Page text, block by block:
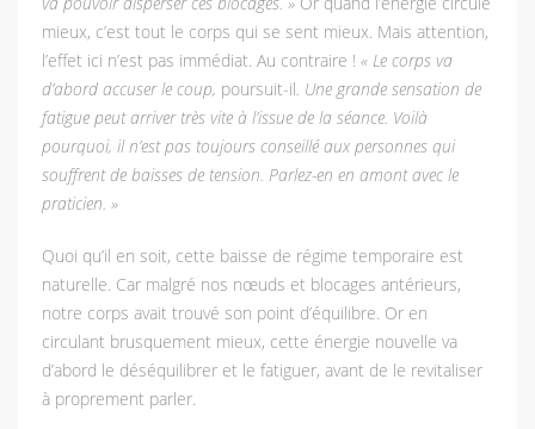
mieux, c’est tout le corps qui se sent mieux. Mais attention,
l’effet ici n’est pas immédiat. Au contraire ! « Le corps va
d’abord accuser le coup, poursuit-il. Une grande sensation de
fatigue peut arriver très vite à l’issue de la séance. Voilà
pourquoi, il n’est pas toujours conseillé aux personnes qui
souffrent de baisses de tension. Parlez-en en amont avec le
praticien. »
Quoi qu’il en soit, cette baisse de régime temporaire est
naturelle. Car malgré nos nœuds et blocages antérieurs,
notre corps avait trouvé son point d’équilibre. Or en
circulant brusquement mieux, cette énergie nouvelle va
d’abord le déséquilibrer et le fatiguer, avant de le revitaliser
à proprement parler.